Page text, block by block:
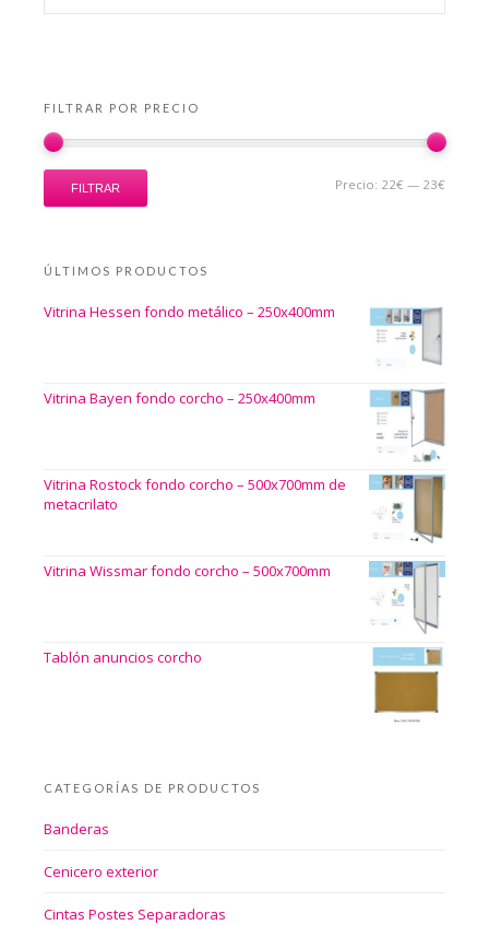
FILTRAR POR PRECIO
FILTRAR Precio: 22€ — 23€
ÚLTIMOS PRODUCTOS
Vitrina Hessen fondo metálico – 250x400mm
Vitrina Bayen fondo corcho – 250x400mm
Vitrina Rostock fondo corcho – 500x700mm de
metacrilato
Vitrina Wissmar fondo corcho – 500x700mm
Tablón anuncios corcho
CATEGORÍAS DE PRODUCTOS
Banderas
Cenicero exterior
Cintas Postes Separadoras